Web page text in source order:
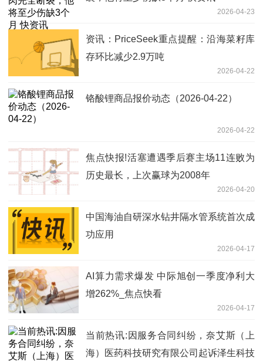
2026-04-23
资讯：PriceSeek重点提醒：沿海菜籽库
存环比减少2.9万吨
2026-04-22
铬酸锂商品报价动态（2026-04-22）
2026-04-22
焦点快报!活塞遭遇季后赛主场11连败为
历史最长，上次赢球为2008年
2026-04-20
中国海油自研深水钻井隔水管系统首次成
功应用
2026-04-17
AI算力需求爆发 中际旭创一季度净利大
增262%_焦点快看
2026-04-17
当前热讯:因服务合同纠纷，奈艾斯（上
海）医药科技研究有限公司起诉泽生科技